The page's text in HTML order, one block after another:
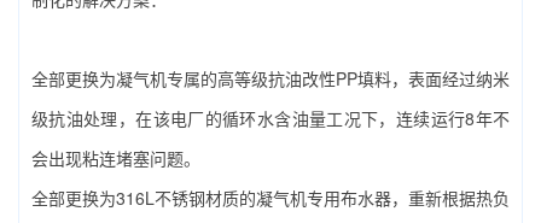
全部更换为凝气机专属的高等级抗油改性PP填料，表面经过纳米
级抗油处理，在该电厂的循环水含油量工况下，连续运行8年不
会出现粘连堵塞问题。
全部更换为316L不锈钢材质的凝气机专用布水器，重新根据热负